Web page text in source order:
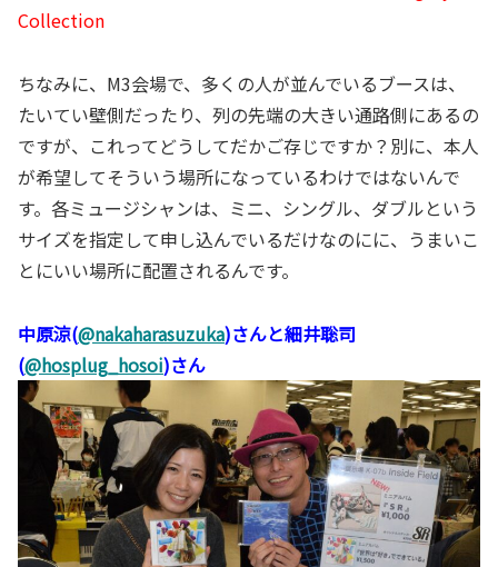
Collection
ちなみに、M3会場で、多くの人が並んでいるブースは、
たいてい壁側だったり、列の先端の大きい通路側にあるの
ですが、これってどうしてだかご存じですか？別に、本人
が希望してそういう場所になっているわけではないんで
す。各ミュージシャンは、ミニ、シングル、ダブルという
サイズを指定して申し込んでいるだけなのにに、うまいこ
とにいい場所に配置されるんです。
中原涼(@nakaharasuzuka)さんと細井聡司
(@hosplug_hosoi)さん